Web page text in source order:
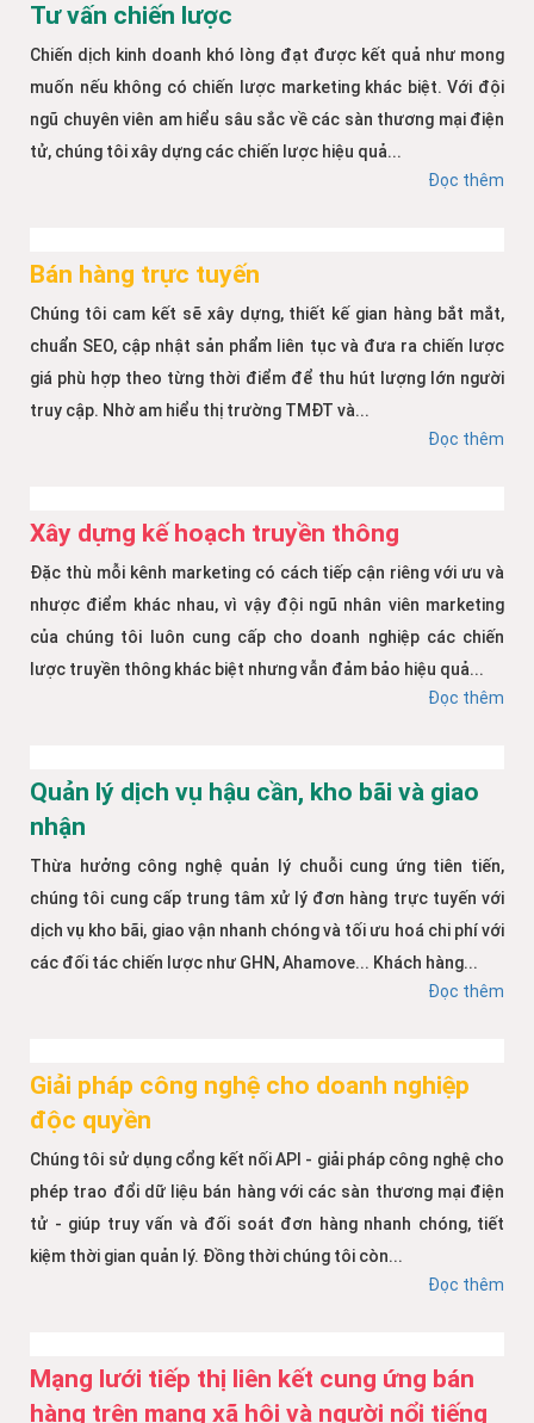
Tư vấn chiến lược
Chiến dịch kinh doanh khó lòng đạt được kết quả như mong
muốn nếu không có chiến lược marketing khác biệt. Với đội
ngũ chuyên viên am hiểu sâu sắc về các sàn thương mại điện
tử, chúng tôi xây dựng các chiến lược hiệu quả...
Đọc thêm
Bán hàng trực tuyến
Chúng tôi cam kết sẽ xây dựng, thiết kế gian hàng bắt mắt,
chuẩn SEO, cập nhật sản phẩm liên tục và đưa ra chiến lược
giá phù hợp theo từng thời điểm để thu hút lượng lớn người
truy cập. Nhờ am hiểu thị trường TMĐT và...
Đọc thêm
Xây dựng kế hoạch truyền thông
Đặc thù mỗi kênh marketing có cách tiếp cận riêng với ưu và
nhược điểm khác nhau, vì vậy đội ngũ nhân viên marketing
của chúng tôi luôn cung cấp cho doanh nghiệp các chiến
lược truyền thông khác biệt nhưng vẫn đảm bảo hiệu quả...
Đọc thêm
Quản lý dịch vụ hậu cần, kho bãi và giao
nhận
Thừa hưởng công nghệ quản lý chuỗi cung ứng tiên tiến,
chúng tôi cung cấp trung tâm xử lý đơn hàng trực tuyến với
dịch vụ kho bãi, giao vận nhanh chóng và tối ưu hoá chi phí với
các đối tác chiến lược như GHN, Ahamove... Khách hàng...
Đọc thêm
Giải pháp công nghệ cho doanh nghiệp
độc quyền
Chúng tôi sử dụng cổng kết nối API - giải pháp công nghệ cho
phép trao đổi dữ liệu bán hàng với các sàn thương mại điện
tử - giúp truy vấn và đối soát đơn hàng nhanh chóng, tiết
kiệm thời gian quản lý. Đồng thời chúng tôi còn...
Đọc thêm
Mạng lưới tiếp thị liên kết cung ứng bán
hàng trên mạng xã hội và người nổi tiếng